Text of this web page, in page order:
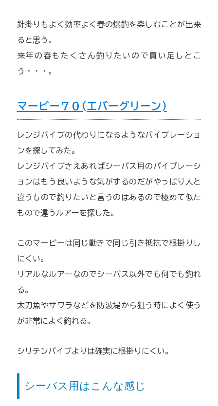
針掛りもよく効率よく春の爆釣を楽しむことが出来
ると思う。
来年の春もたくさん釣りたいので買い足しとこ
う・・・。
マービー７０(エバーグリーン)
レンジバイブの代わりになるようなバイブレーショ
ンを探してみた。
レンジバイブさえあればシーバス用のバイブレーシ
ョンはもう良いような気がするのだがやっぱり人と
違うもので釣りたいと言うのはあるので極めて似た
もので違うルアーを探した。
このマービーは同じ動きで同じ引き抵抗で根掛りし
にくい。
リアルなルアーなのでシーバス以外でも何でも釣れ
る。
太刀魚やサワラなどを防波堤から狙う時によく使う
が非常によく釣れる。
シリテンバイブよりは確実に根掛りにくい。
シーバス用はこんな感じ